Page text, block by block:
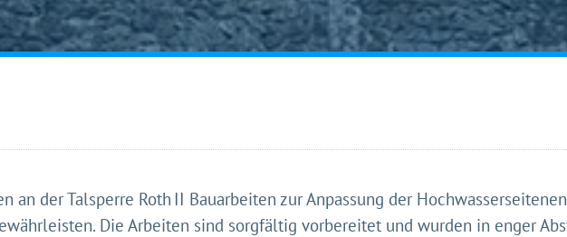
an der Talsperre Roth II Bauarbeiten zur Anpassung der
Die Arbeiten sind sorgfältig vorbereitet und wurden in enger
Mit Ihrer Zustimmung möchten wir moderne Web-Technologien auf
Website nutzen. Einige sind essenziell, Youtube und Matomo helfen